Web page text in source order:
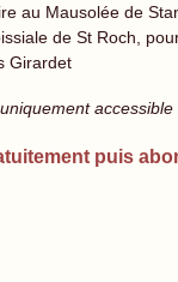
au Mausolée de
de St Roch,
Girardet
accessible
puis